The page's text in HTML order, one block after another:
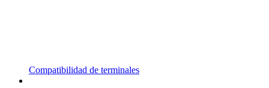
Compatibilidad de terminales